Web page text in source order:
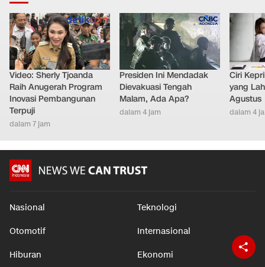
Video: Sherly Tjoanda
Raih Anugerah Program
Inovasi Pembangunan
Terpuji
dalam 7 jam
Presiden Ini Mendadak
Dievakuasi Tengah
Malam, Ada Apa?
dalam 4 jam
Ciri
yang
Agustus
dalam 4
Nasional Teknologi
Otomotif Internasional
Hiburan Ekonomi